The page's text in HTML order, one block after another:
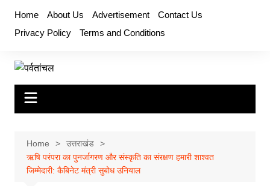
content
Home About Us Advertisement
Contact Us
Privacy Policy
Terms and Conditions
Home
उत्तराखंड
ऋषि परंपरा का पुनर्जागरण और संस्कृति का संरक्षण हमारी शाश्वत
जिम्मेदारी: कैबिनेट मंत्री सुबोध उनियाल